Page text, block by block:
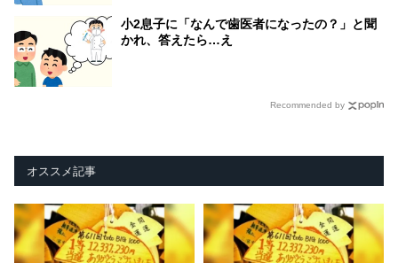
小2息子に「なんで歯医者になったの？」と聞
かれ、答えたら…え
Recommended by
オススメ記事